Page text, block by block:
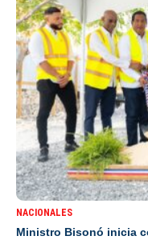
NACIONALES
Ministro Bisonó inicia